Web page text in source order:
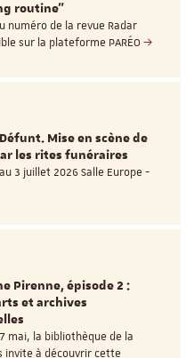
routine"
numéro de la revue Radar
sur la plateforme PARÉO
Mise en scène de
les rites funéraires
3 juillet 2026 Salle Europe -
Pirenne, épisode 2 :
et archives
mai, la bibliothèque de la
invite à découvrir cette